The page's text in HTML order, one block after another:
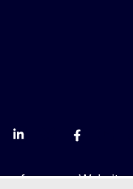
LinkedInBlueskyFacebook
auf unseren Websites